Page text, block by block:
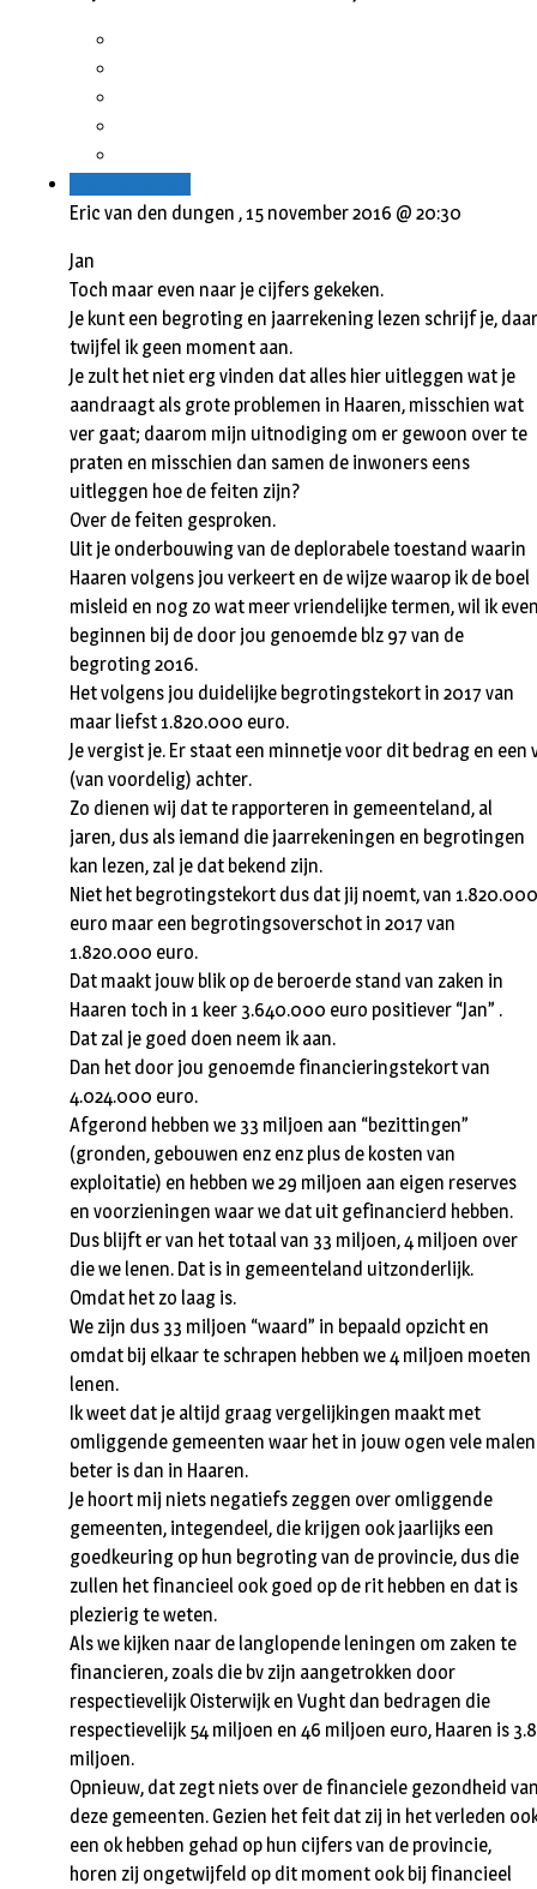
Eric van den dungen ,15 november 2016 @ 20:30
Jan
Toch maar even naar je cijfers gekeken.
Je kunt een begroting en jaarrekening lezen schrijf je, daar
twijfel ik geen moment aan.
Je zult het niet erg vinden dat alles hier uitleggen wat je
aandraagt als grote problemen in Haaren, misschien wat
ver gaat; daarom mijn uitnodiging om er gewoon over te
praten en misschien dan samen de inwoners eens
uitleggen hoe de feiten zijn?
Over de feiten gesproken.
Uit je onderbouwing van de deplorabele toestand waarin
Haaren volgens jou verkeert en de wijze waarop ik de boel
misleid en nog zo wat meer vriendelijke termen, wil ik
beginnen bij de door jou genoemde blz 97 van de
begroting 2016.
Het volgens jou duidelijke begrotingstekort in 2017 van
maar liefst 1.820.000 euro.
Je vergist je. Er staat een minnetje voor dit bedrag en een
(van voordelig) achter.
Zo dienen wij dat te rapporteren in gemeenteland, al
jaren, dus als iemand die jaarrekeningen en begrotingen
kan lezen, zal je dat bekend zijn.
Niet het begrotingstekort dus dat jij noemt, van 1.820.000
euro maar een begrotingsoverschot in 2017 van
1.820.000 euro.
Dat maakt jouw blik op de beroerde stand van zaken in
Haaren toch in 1 keer 3.640.000 euro positiever “Jan” .
Dat zal je goed doen neem ik aan.
Dan het door jou genoemde financieringstekort van
4.024.000 euro.
Afgerond hebben we 33 miljoen aan “bezittingen”
(gronden, gebouwen enz enz plus de kosten van
exploitatie) en hebben we 29 miljoen aan eigen reserves
en voorzieningen waar we dat uit gefinancierd hebben.
Dus blijft er van het totaal van 33 miljoen, 4 miljoen over
die we lenen. Dat is in gemeenteland uitzonderlijk.
Omdat het zo laag is.
We zijn dus 33 miljoen “waard” in bepaald opzicht en
omdat bij elkaar te schrapen hebben we 4 miljoen moeten
lenen.
Ik weet dat je altijd graag vergelijkingen maakt met
omliggende gemeenten waar het in jouw ogen vele malen
beter is dan in Haaren.
Je hoort mij niets negatiefs zeggen over omliggende
gemeenten, integendeel, die krijgen ook jaarlijks een
goedkeuring op hun begroting van de provincie, dus die
zullen het financieel ook goed op de rit hebben en dat is
plezierig te weten.
Als we kijken naar de langlopende leningen om zaken te
financieren, zoals die bv zijn aangetrokken door
respectievelijk Oisterwijk en Vught dan bedragen die
respectievelijk 54 miljoen en 46 miljoen euro, Haaren is 3.8
miljoen.
Opnieuw, dat zegt niets over de financiele gezondheid
deze gemeenten. Gezien het feit dat zij in het verleden
een ok hebben gehad op hun cijfers van de provincie,
horen zij ongetwijfeld op dit moment ook bij financieel